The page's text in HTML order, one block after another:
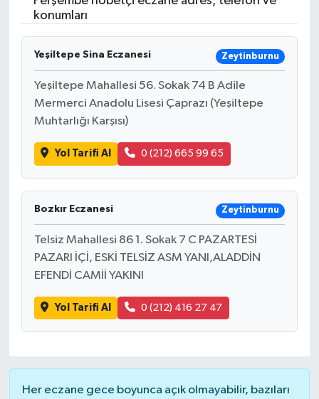
konumları
Yeşiltepe Sina Eczanesi Zeytinburnu
Yeşiltepe Mahallesi 56. Sokak 74 B Adile
Mermerci Anadolu Lisesi Çaprazı (Yeşiltepe
Muhtarlığı Karşısı)
Yol Tarifi Al 0 (212) 665 99 65
Bozkır Eczanesi Zeytinburnu
Telsiz Mahallesi 86 1. Sokak 7 C PAZARTESİ
PAZARI İÇİ, ESKİ TELSİZ ASM YANI,ALADDİN
EFENDİ CAMİİ YAKINI
Yol Tarifi Al 0 (212) 416 27 47
Her eczane gece boyunca açık olmayabilir, bazıları
Resmi İlanlar